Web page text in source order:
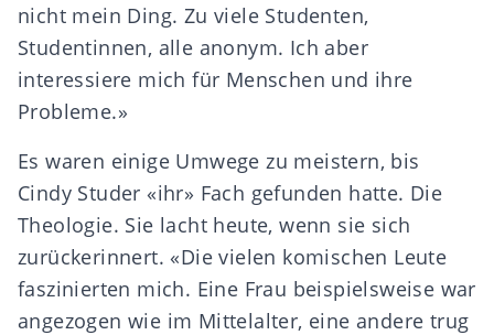
nicht mein Ding. Zu viele Studenten,
Studentinnen, alle anonym. Ich aber
interessiere mich für Menschen und ihre
Probleme.»
Es waren einige Umwege zu meistern, bis
Cindy Studer «ihr» Fach gefunden hatte. Die
Theologie. Sie lacht heute, wenn sie sich
zurückerinnert. «Die vielen komischen Leute
faszinierten mich. Eine Frau beispielsweise war
angezogen wie im Mittelalter, eine andere trug